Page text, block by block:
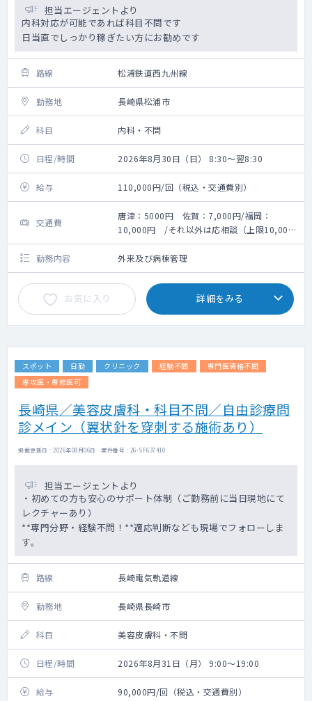
担当エージェントより
内科対応が可能であれば科目不問です
日当直でしっかり稼ぎたい方にお勧めです
路線 松浦鉄道西九州線
勤務地 長崎県松浦市
科目 内科・不問
日程/時間 2026年8月30日（日） 8:30～翌8:30
給与 110,000円/回（税込・交通費別）
交通費
唐津：5000円 佐賀：7,000円/福岡：
10,000円 /それ以外は応相談（上限10,000
円）
勤務内容
外来及び病棟管理
お気に入り 詳細をみる
スポット 日勤 クリニック 経験不問
専門医資格不問
専攻医・専修医可
長崎県／美容皮膚科・科目不問／自由診療問
診メイン（翼状針を穿刺する施術あり）
掲載更新日 : 2026年08月06日 案件番号 : 26-SF637410
担当エージェントより
・初めての方も安心のサポート体制（ご勤務前に当日現地にて
レクチャーあり）
**専門分野・経験不問！**適応判断なども現場でフォローしま
す。
路線 長崎電気軌道線
勤務地 長崎県長崎市
科目 美容皮膚科・不問
日程/時間 2026年8月31日（月） 9:00～19:00
給与 90,000円/回（税込・交通費別）